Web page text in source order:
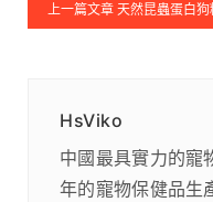
上一篇文章 天然昆蟲蛋白狗
HsViko
中國最具實力的寵
年的寵物保健品生